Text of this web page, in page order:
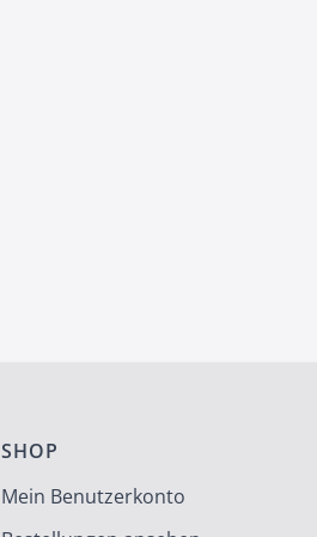
SHOP
Mein Benutzerkonto